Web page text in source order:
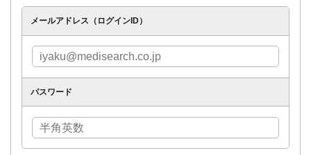
メールアドレス（ログインID）
パスワード